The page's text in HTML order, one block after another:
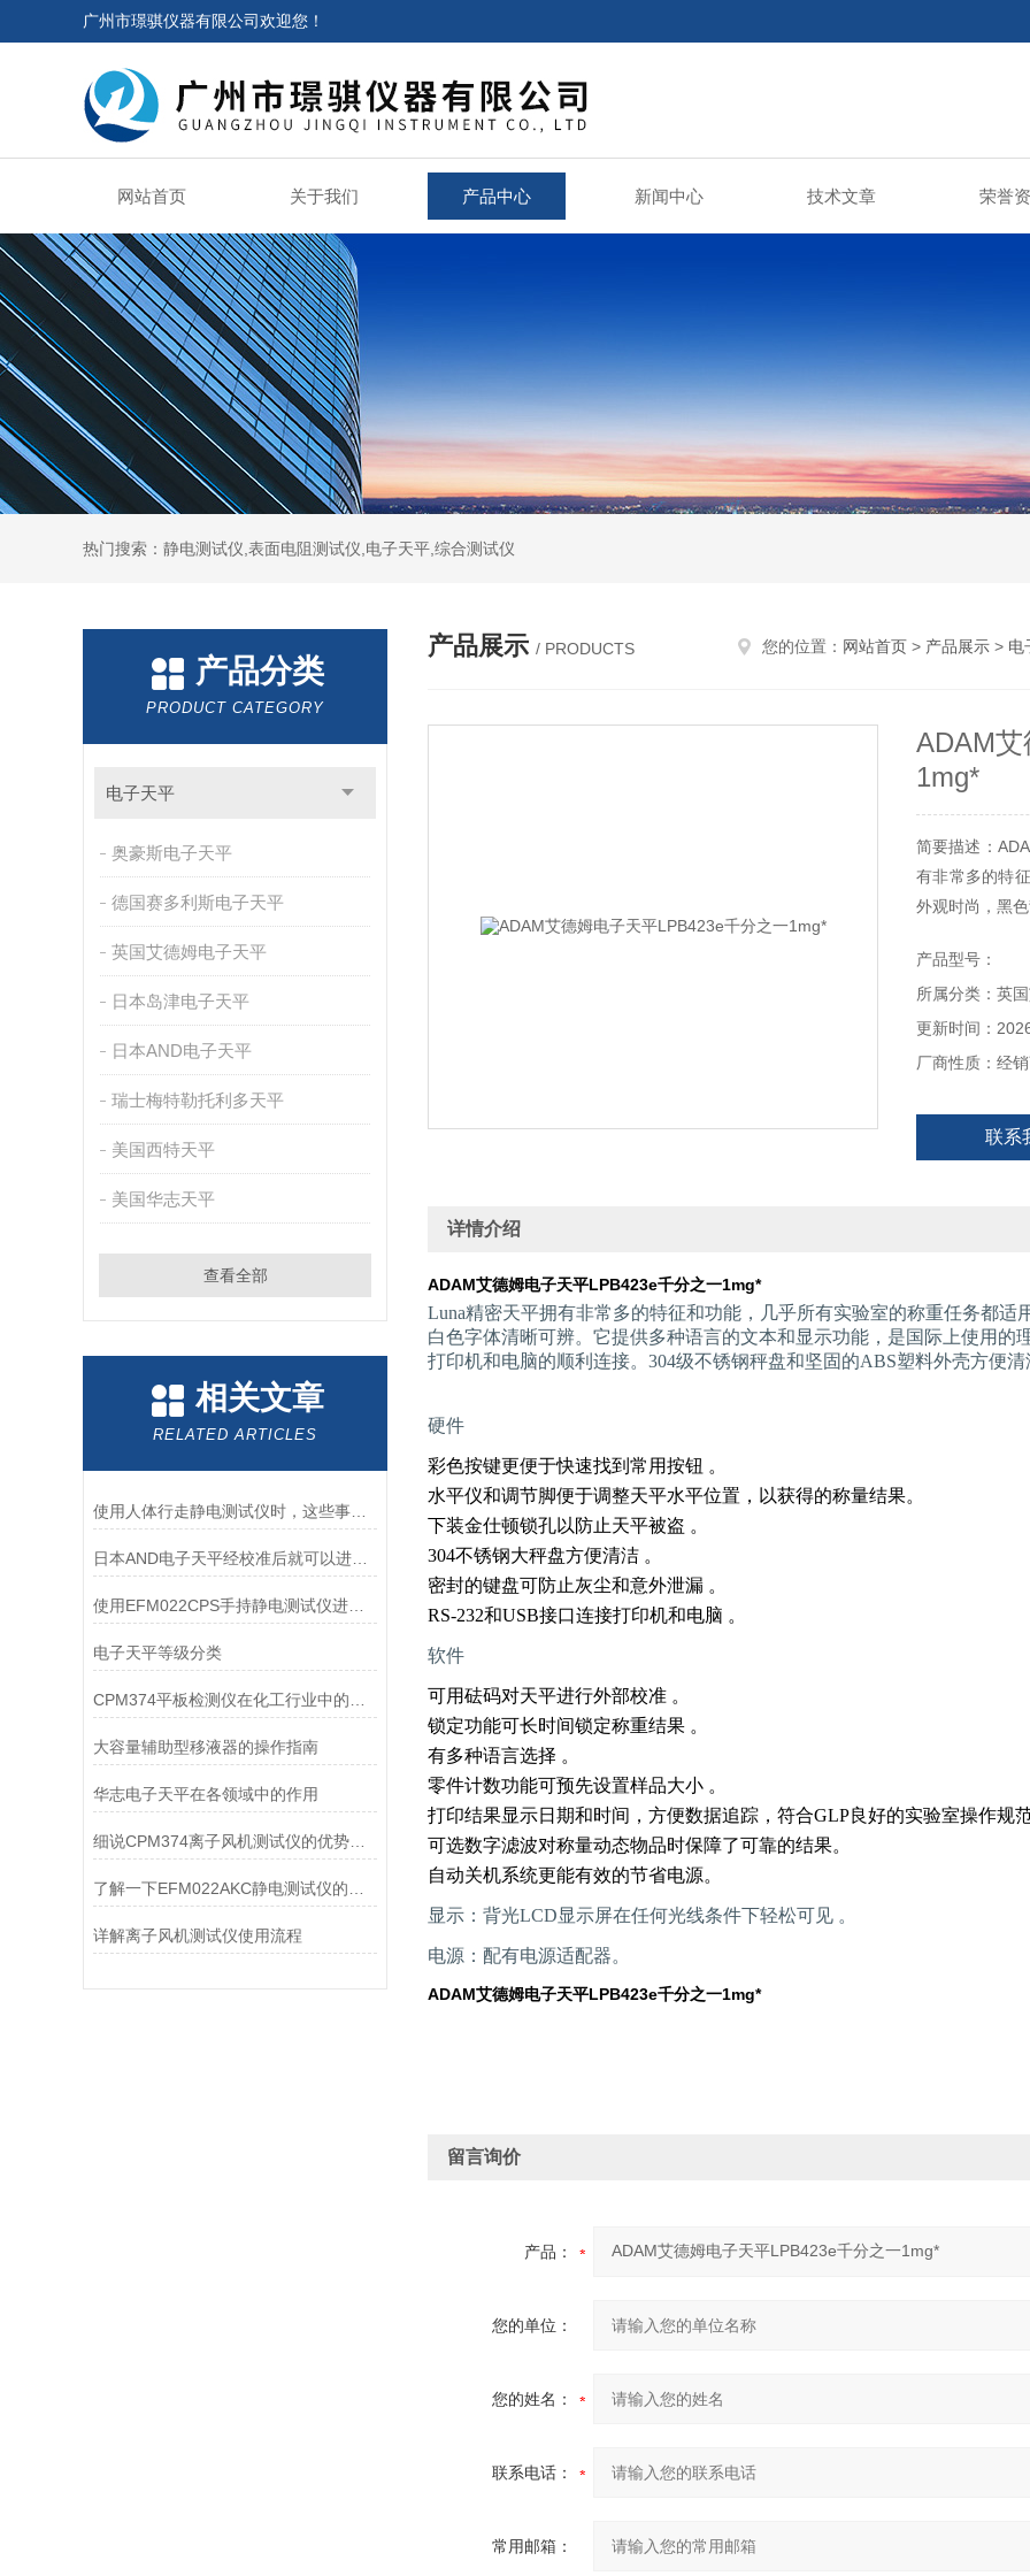
广州市璟骐仪器有限公司欢迎您！
网站首页 关于我们 产品中心 新闻中心 技术文章 荣誉
热门搜索：静电测试仪,表面电阻测试仪,电子天平,综合测试仪
产品分类
PRODUCT CATEGORY
电子天平
奥豪斯电子天平
德国赛多利斯电子天平
英国艾德姆电子天平
日本岛津电子天平
日本AND电子天平
瑞士梅特勒托利多天平
美国西特天平
美国华志天平
查看全部
相关文章
RELATED ARTICLES
使用人体行走静电测试仪时，这些事情要提前知晓
日本AND电子天平经校准后就可以进行称量了
使用EFM022CPS手持静电测试仪进行测试的基本过程
电子天平等级分类
大容量辅助型移液器的操作指南
华志电子天平在各领域中的作用
细说CPM374离子风机测试仪的优势与局限性
详解离子风机测试仪使用流程
产品展示 / PRODUCTS 您的位置： 网站首页 > 产品展示 > 电
ADAM
1mg*
简要描述：
有非常多的特
外观时尚，黑
产品型号：
所属分类：英
更新时间：
厂商性质：经
联系
详情介绍
ADAM艾德姆电子天平LPB423e千分之一1mg*
Luna精密天平拥有非常多的特征和功能，几乎所有实验室的称重任务都适
白色字体清晰可辨。它提供多种语言的文本和显示功能，是国际上使用的
打印机和电脑的顺利连接。304级不锈钢秤盘和坚固的ABS塑料外壳方便
硬件
彩色按键更便于快速找到常用按钮 。
水平仪和调节脚便于调整天平水平位置，以获得的称量结果。
下装金仕顿锁孔以防止天平被盗 。
304不锈钢大秤盘方便清洁 。
密封的键盘可防止灰尘和意外泄漏 。
RS-232和USB接口连接打印机和电脑 。
软件
可用砝码对天平进行外部校准 。
锁定功能可长时间锁定称重结果 。
有多种语言选择 。
零件计数功能可预先设置样品大小 。
打印结果显示日期和时间，方便数据追踪，符合GLP良好的实验室操作规
可选数字滤波对称量动态物品时保障了可靠的结果。
自动关机系统更能有效的节省电源。
显示：背光LCD显示屏在任何光线条件下轻松可见 。
电源：配有电源适配器。
ADAM艾德姆电子天平LPB423e千分之一1mg*
留言询价
产品：
您的单位：
您的姓名：
联系电话：
常用邮箱：